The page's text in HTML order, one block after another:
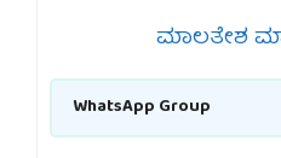
ಮಾಲತೇಶ
WhatsApp Group